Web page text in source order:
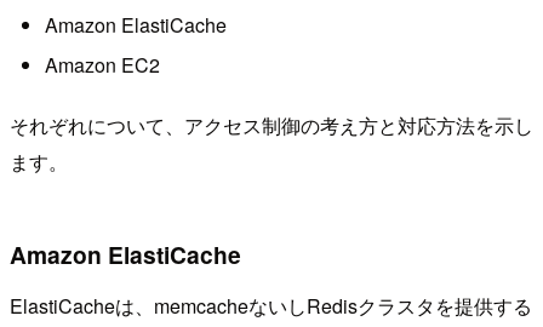
Amazon ElastiCache
Amazon EC2
それぞれについて、アクセス制御の考え方と対応方法を示し
ます。
Amazon ElastiCache
ElastiCacheは、memcacheないしRedisクラスタを提供する